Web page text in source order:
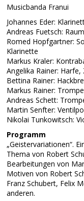
Musicbanda Franui
Johannes Eder:
Andreas Fuetsch: Raum
Romed Hopfgartner:
Klarinette
Markus Kraler:
Angelika Rainer:
Bettina Rainer:
Markus Rainer:
Andreas Schett:
Martin Senfter:
Nikolai Tunkowitsch:
Programm
„Geistervariationen“.
Thema von Robert
Bearbeitungen von
Motiven von Robert
Franz Schubert, Felix
anderen.